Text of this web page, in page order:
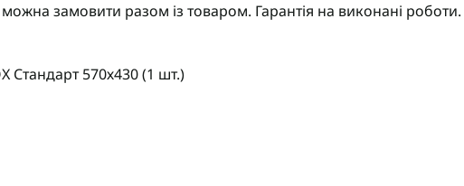
замовити разом із товаром. Гарантія на виконані роботи.
Стандарт 570х430 (1 шт.)